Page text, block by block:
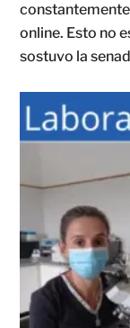
online. Esto no
sostuvo la